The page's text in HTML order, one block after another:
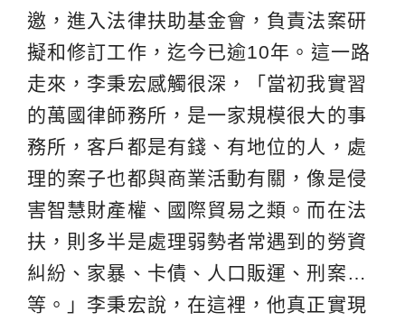
邀，進入法律扶助基金會，負責法案研
擬和修訂工作，迄今已逾10年。這一路
走來，李秉宏感觸很深，「當初我實習
的萬國律師務所，是一家規模很大的事
務所，客戶都是有錢、有地位的人，處
理的案子也都與商業活動有關，像是侵
害智慧財產權、國際貿易之類。而在法
扶，則多半是處理弱勢者常遇到的勞資
糾紛、家暴、卡債、人口販運、刑案…
等。」李秉宏說，在這裡，他真正實現